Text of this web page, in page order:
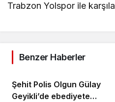
Trabzon Yolspor ile
Benzer Haberler
Şehit Polis Olgun Gülay
Geyikli’de ebediyete